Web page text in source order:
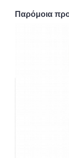
Παρόμοια